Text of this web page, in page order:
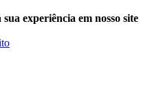
experiência em nosso site